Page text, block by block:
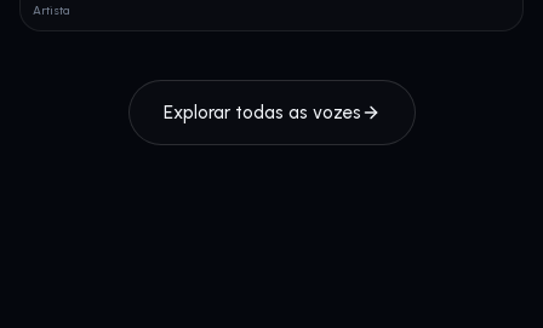
Artista
Explorar todas as vozes